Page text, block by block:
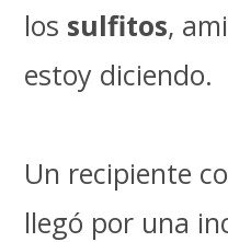
los sulfitos,
estoy diciendo.
Un recipiente
llegó por una